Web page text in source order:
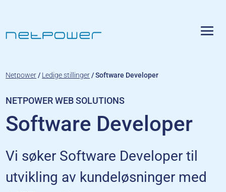
Netpower/ Ledige stillinger/Software Developer
NETPOWER WEB SOLUTIONS
Software Developer
Vi søker Software Developer til
utvikling av kundeløsninger med